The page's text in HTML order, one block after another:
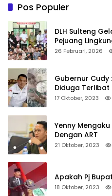
Pos Populer
DLH Sulteng
Pejuang
Kepedulian
26 Februari, 2026
Gubernur Cudy : Dua Pejabat Pemprov
Diduga Terlibat
Non Job
17 Oktober, 2023
Yenny
Dengan ART
21 Oktober, 2023
Apakah Pj
18 Oktober, 2023